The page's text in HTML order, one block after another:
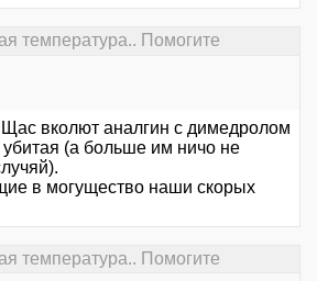
температура.. Помогите
Щас вколют аналгин с димедролом
убитая (а больше им ничо не
в могущество наши скорых
температура.. Помогите